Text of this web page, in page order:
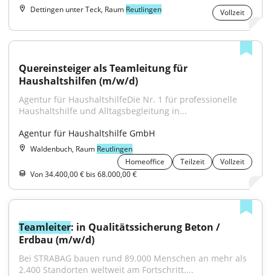
Dettingen unter Teck, Raum Reutlingen Vollzeit
Quereinsteiger als Teamleitung für
Haushaltshilfen (m/w/d)
Agentur für HaushaltshilfeDie Nr. 1 für professionelle
Haushaltshilfe und Alltagsbegleitung in...
Agentur für Haushaltshilfe GmbH
Waldenbuch, Raum Reutlingen
Homeoffice
Teilzeit
Vollzeit
Von 34.400,00 € bis 68.000,00 €
Teamleiter: in Qualitätssicherung Beton /
Erdbau (m/w/d)
Bei STRABAG bauen rund 89.000 Menschen an mehr als
2.400 Standorten weltweit am Fortschritt....